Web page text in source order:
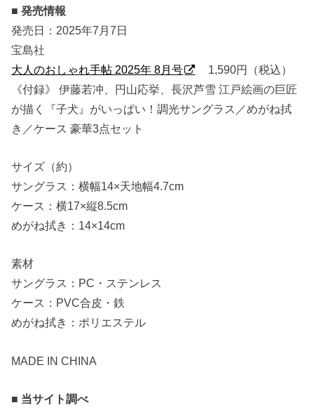
■ 発売情報
発売日：2025年7月7日
宝島社
大人のおしゃれ手帖 2025年 8月号
1,590円（税込）
《付録》 伊藤若冲、円山応挙、長沢芦雪 江戸絵画の巨匠
が描く『子犬』がいっぱい！調光サングラス／めがね拭
き／ケース 豪華3点セット
サイズ（約）
サングラス：横幅14×天地幅4.7cm
ケース：横17×縦8.5cm
めがね拭き：14×14cm
素材
サングラス：PC・ステンレス
ケース：PVC合皮・鉄
めがね拭き：ポリエステル
MADE IN CHINA
■ 当サイト調べ